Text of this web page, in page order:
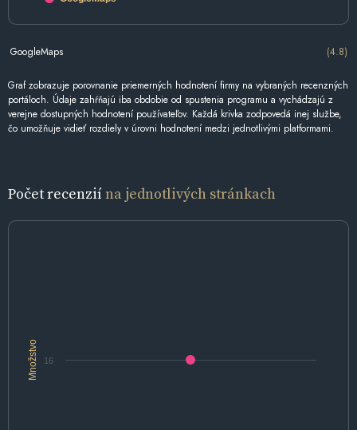
GoogleMaps (4.8)
Graf zobrazuje porovnanie priemerných hodnotení firmy na vybraných recenzných
portáloch. Údaje zahŕňajú iba obdobie od spustenia programu a vychádzajú z
verejne dostupných hodnotení používateľov. Každá krivka zodpovedá inej službe,
čo umožňuje vidieť rozdiely v úrovni hodnotení medzi jednotlivými platformami.
Počet recenziína jednotlivých stránkach
Množstvo 16